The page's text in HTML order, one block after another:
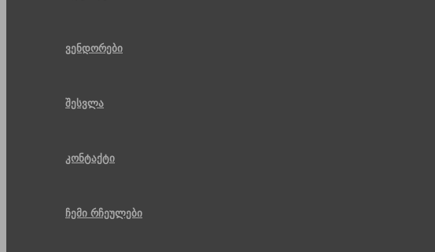
ვენდორები
შესვლა
კონტაქტი
ჩემი რჩეულები